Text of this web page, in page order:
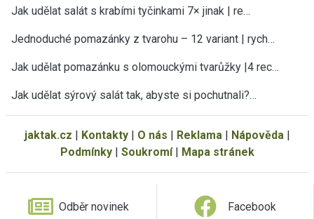
Jak udělat salát s krabími tyčinkami 7× jinak | re…
Jednoduché pomazánky z tvarohu – 12 variant | rych…
Jak udělat pomazánku s olomouckými tvarůžky |4 rec…
Jak udělat sýrový salát tak, abyste si pochutnali?…
jaktak.cz | Kontakty| O nás | Reklama | Nápověda |
Podmínky| Soukromí| Mapa stránek
Odběr novinek Facebook